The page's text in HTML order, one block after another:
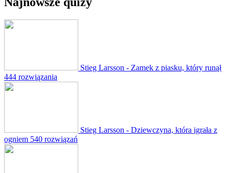
Stieg Larsson - Zamek z piasku, który runął
444 rozwiązania
Stieg Larsson - Dziewczyna, która igrała z
ogniem 540 rozwiązań